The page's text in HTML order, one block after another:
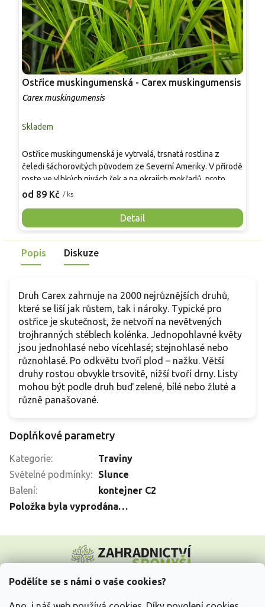
Podělíte se s námi o vaše cookies?
Ostřice muskingumenská - Carex muskingumensis
Carex muskingumensis
Skladem
od 89 Kč / ks
Detail
Ostřice muskingumenská je vytrvalá, trsnatá rostlina z
čeledi šáchorovitých původem ze Severní Ameriky. V přírodě
roste ve vlhkých nivách řek a na okrajích mokřadů, proto
dobře snáší půdy s dlouhodobě vyšší vlhkostí. Světle zelené,
připomínají malé palmy. Tvoří trsy 60–80 cm vysoké a 45–60
cm široké. V červnu a červenci nese nenápadné
zelenohnědé klásky. Hodí se k jezírkům, do dešťových
zahrad i do přírodních trvalkových záhonů, kde dodává svislý
rytmus a lehký pohyb.
Popis Diskuze
Druh Carex zahrnuje na 2000 nejrůznějších druhů,
které se liší jak růstem, tak i nároky. Typické pro
ostřice je skutečnost, že netvoří na nevětvených
trojhranných stéblech kolénka. Jednopohlavné květy
jsou jednohlasé nebo vícehlasé; stejnohlasé nebo
různohlasé. Po odkvětu tvoří plod – nažku. Větší
druhy rostou obvykle trsovitě, nižší tvoří drny. Listy
mohou být podle druh buď zelené, bílé nebo žluté a
různě panašované.
Doplňkové parametry
Kategorie:
Traviny
Světelné podmínky:
Slunce
Balení:
kontejner C2
Položka byla vyprodána…
p
Vše o nákupu